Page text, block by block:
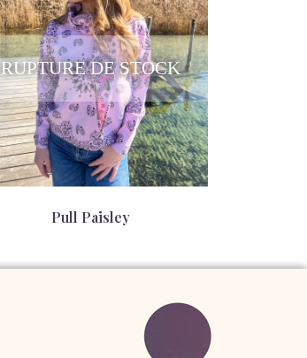
RUPTURE DE STOCK
Pull Paisley